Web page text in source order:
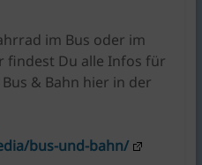
im Bus oder im
findest Du alle Infos für
& Bahn hier in der
bus-und-bahn/